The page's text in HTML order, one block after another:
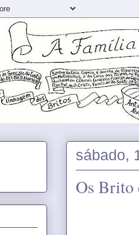
sábado,
Os Brito